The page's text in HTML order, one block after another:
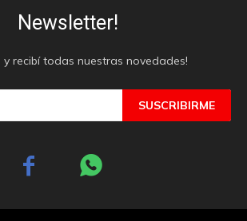
Newsletter!
y recibí todas nuestras novedades!
SUSCRIBIRME
 